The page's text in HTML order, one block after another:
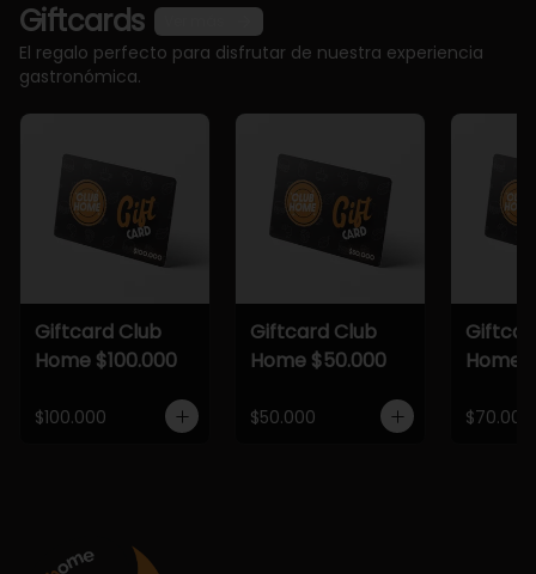
Giftcards
El regalo perfecto para disfrutar de nuestra experiencia
gastronómica.
Giftcard Club
Home $100.000
$100.000
Giftcard Club
Home $50.000
$50.000
Home
$70.000